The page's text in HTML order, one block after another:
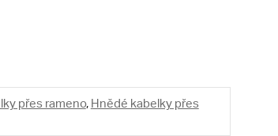
přes rameno, Hnědé kabelky přes